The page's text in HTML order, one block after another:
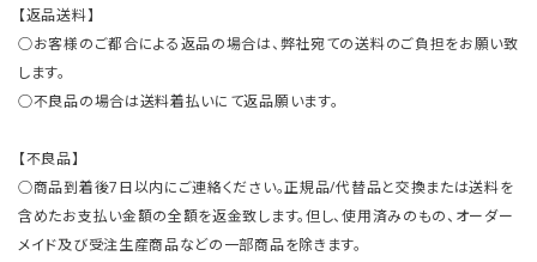
【返品送料】
○お客様のご都合による返品の場合は、弊社宛ての送料のご負担をお願い致
します。
○不良品の場合は送料着払いにて返品願います。
【不良品】
○商品到着後7日以内にご連絡ください。正規品/代替品と交換または送料を
含めたお支払い金額の全額を返金致します。但し、使用済みのもの、オーダー
メイド及び受注生産商品などの一部商品を除きます。